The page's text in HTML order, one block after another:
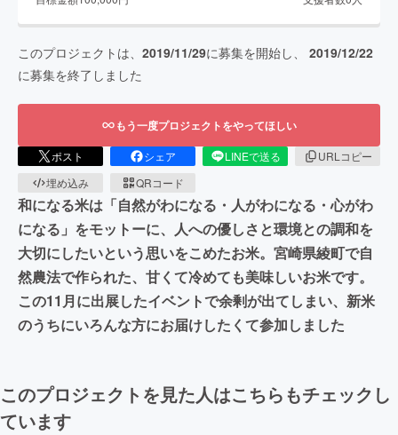
このプロジェクトは、 2019/11/29に募集を開始し、 2019/12/22
に募集を終了しました
もう一度プロジェクトをやってほしい
ポスト シェア LINEで送る
URLコピー
埋め込み
QRコード
和になる米は「自然がわになる・人がわになる・心がわ
になる」をモットーに、人への優しさと環境との調和を
大切にしたいという思いをこめたお米。宮崎県綾町で自
然農法で作られた、甘くて冷めても美味しいお米です。
この11月に出展したイベントで余剰が出てしまい、新米
のうちにいろんな方にお届けしたくて参加しました
このプロジェクトを見た人はこちらもチェックし
ています